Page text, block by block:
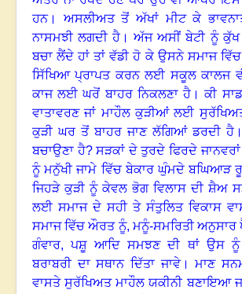
ਹਨ। ਅਸਲੀਅਤ ਤੋਂ ਅੱਖਾਂ ਮੀਟ ਕੇ
ਨਾਸਮਝੀ ਲਗਦੀ ਹੈ ।ਅੱਜ ਅਸੀਂ ਬੇਟੀ ਨੂੰ ਕੁੱਖ
ਬਚਾ ਲੈਂਦੇ ਹਾਂ ਤਾਂ ਵੱਡੀ ਹੋ ਕੇ ਉਸਨੇ ਸਮਾਜ
ਸਿੱਖਿਆ ਪ੍ਰਾਪਤ ਕਰਨ ਲਈ ਸਕੂਲ ਕਾਲਜ
ਕਾਜ ਲਈ ਘਰੋਂ ਬਾਹਰ ਨਿਕਲਣਾ ਹੈ ।ਕੀ
ਵਾਤਾਵਰਣ ਜਾਂ ਮਾਹੌਲ ਕੁੜੀਆਂ ਲਈ
ਕੁੜੀ ਘਰ ਤੋਂ ਬਾਹਰ ਜਾਣ ਲੱਗਿਆਂ ਡਰਦੀ ਹੈ ।
ਬਚਾਉਣਾ ਹੈ?ਸੜਕਾਂ ਦੇ ਤੁਰਦੇ ਫਿਰਦੇ
ਨੂੰ ਮਨੁੱਖੀ ਜਾਮੇ ਵਿੱਚ ਬੇਕਾਰ ਘੁੰਮਦੇ ਬਘਿਆੜ
ਜਿਹੜੇ ਕੁੜੀ ਨੂੰ ਕੇਵਲ ਭੋਗ ਵਿਲਾਸ ਦੀ ਸ਼ੈਅ
ਲਈ ਸਮਾਜ ਦੇ ਸਹੀ ਤੇ ਸੰਤੁਲਿਤ ਵਿਕਾਸ
ਸਮਾਜ ਵਿੱਚ ਔਰਤ ਨੂੰ, ਮਨੂੰ-ਸਮਰਿਤੀ ਅਨੁਸਾਰ
ਗੰਵਾਰ,ਪਸ਼ੂ ਆਦਿ ਸਮਝਣ ਦੀ ਥਾਂ ਉਸ ਨੂੰ
ਬਰਾਬਰੀ ਦਾ ਸਥਾਨ ਦਿੱਤਾ ਜਾਵੇ।ਮਾਣ
ਵਾਸਤੇ ਸੁਰੱਖਿਅਤ ਮਾਹੌਲ ਯਕੀਨੀ ਬਣਾਇਆ